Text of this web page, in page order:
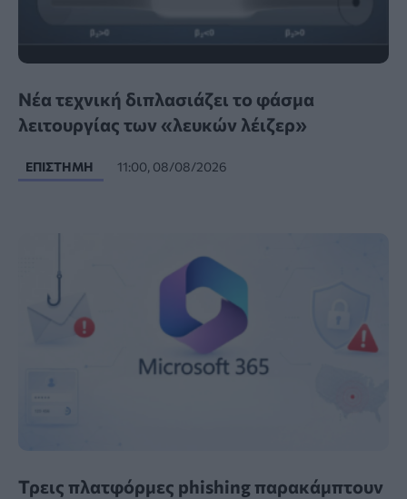
Νέα τεχνική διπλασιάζει το φάσμα
λειτουργίας των «λευκών λέιζερ»
ΕΠΙΣΤΉΜΗ 11:00, 08/08/2026
Τρεις πλατφόρμες phishing παρακάμπτουν